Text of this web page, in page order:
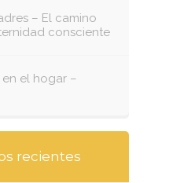
– El camino
consciente
el hogar –
recientes